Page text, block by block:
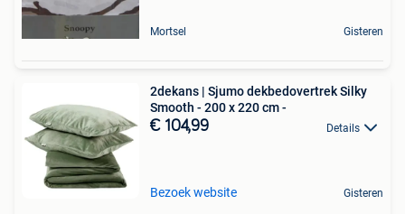
Mortsel Gisteren
2dekans | Sjumo dekbedovertrek Silky
Smooth - 200 x 220 cm -
€ 104,99 Details
Bezoek website Gisteren